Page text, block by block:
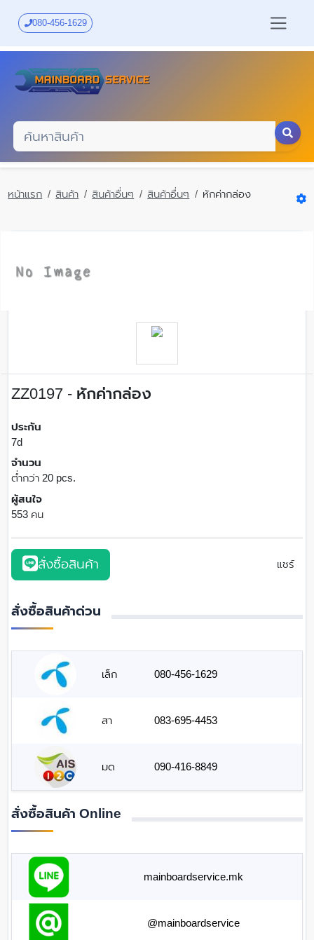
content
080-456-1629
หน้าแรก สินค้า สินค้าอื่นๆ สินค้าอื่นๆ หักค่ากล่อง
ZZ0197 - หักค่ากล่อง
ประกัน
7d
จำนวน
ต่ำกว่า 20 pcs.
ผู้สนใจ
553 คน
สั่งซื้อสินค้า แชร์
สั่งซื้อสินค้าด่วน
เล็ก 080-456-1629
สา 083-695-4453
มด 090-416-8849
สั่งซื้อสินค้า Online
mainboardservice.mk
@mainboardservice